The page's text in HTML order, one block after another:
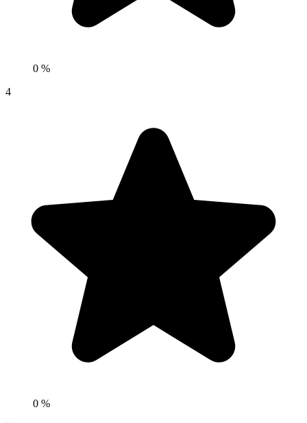
0 %
4
0 %